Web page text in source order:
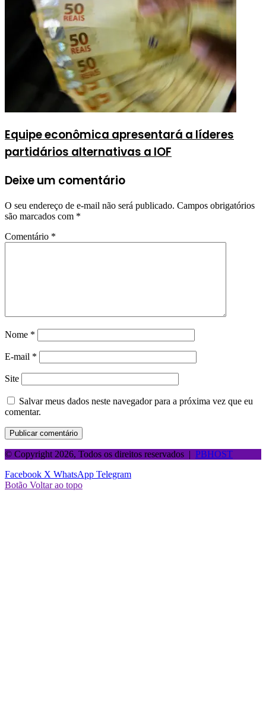
Equipe econômica apresentará a líderes
partidários alternativas a IOF
Deixe um comentário
O seu endereço de e-mail não será publicado. Campos obrigatórios
são marcados com *
Comentário *
Nome *
E-mail *
Site
Salvar meus dados neste navegador para a próxima vez que eu
comentar.
© Copyright 2026, Todos os direitos reservados | PBHOST
Facebook X WhatsApp Telegram
Botão Voltar ao topo